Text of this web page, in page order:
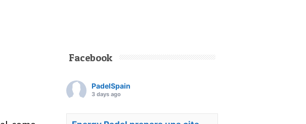
Facebook
PadelSpain
3 days ago